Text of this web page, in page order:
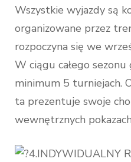
Wszystkie wyjazdy są
organizowane przez
rozpoczyna się we
W ciągu całego
minimum 5 turniejach.
ta prezentuje swoje
wewnętrznych
4.INDYWIDUALNY